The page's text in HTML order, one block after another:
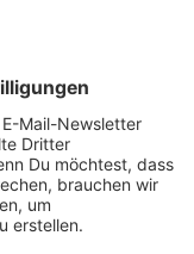
flieht kurzerhand
zu
Tyler (Shia